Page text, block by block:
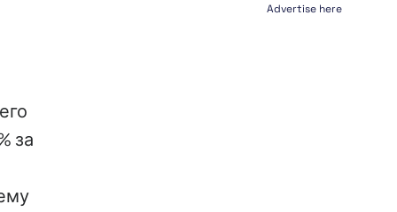
за
Advertise here